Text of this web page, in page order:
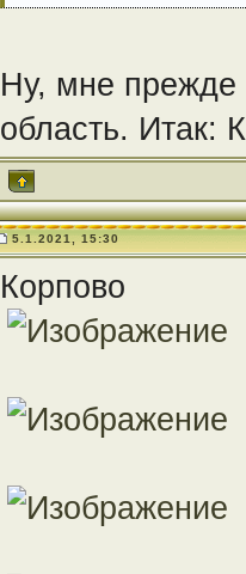
Ну, мне прежде
область. Итак:
5.1.2021, 15:30
Корпово